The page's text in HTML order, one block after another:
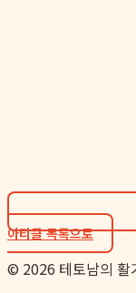
아티클 목록으로
© 2026 테토남의